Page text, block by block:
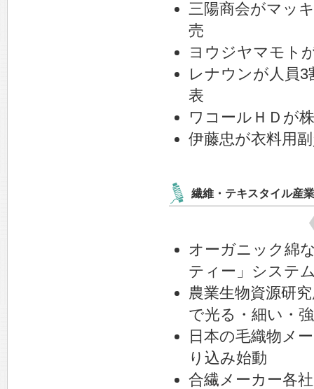
三陽商会がマッ
売
ヨウジヤマモト
レナウンが人員
表
ワコールＨＤが
伊藤忠が衣料用
繊維・テキスタイル産業
オーガニック綿
ティー」システ
農業生物資源研
で光る・細い・
日本の毛織物メ
り込み始動
合繊メーカー各